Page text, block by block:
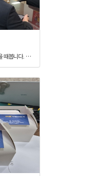
크게한번 사고쳐 볼라고 열심히 군불을 때봅니다. ^^ 잘생기고 듬직하고 바른부동산중개 에이스입니다.